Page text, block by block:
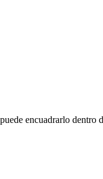
encuadrarlo dentro